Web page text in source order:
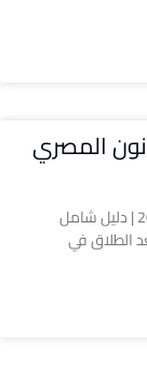
المصري
حقوق الزوجة بعد الطلاق في القانون المصري 2026 | دليل شامل
الطلاق في